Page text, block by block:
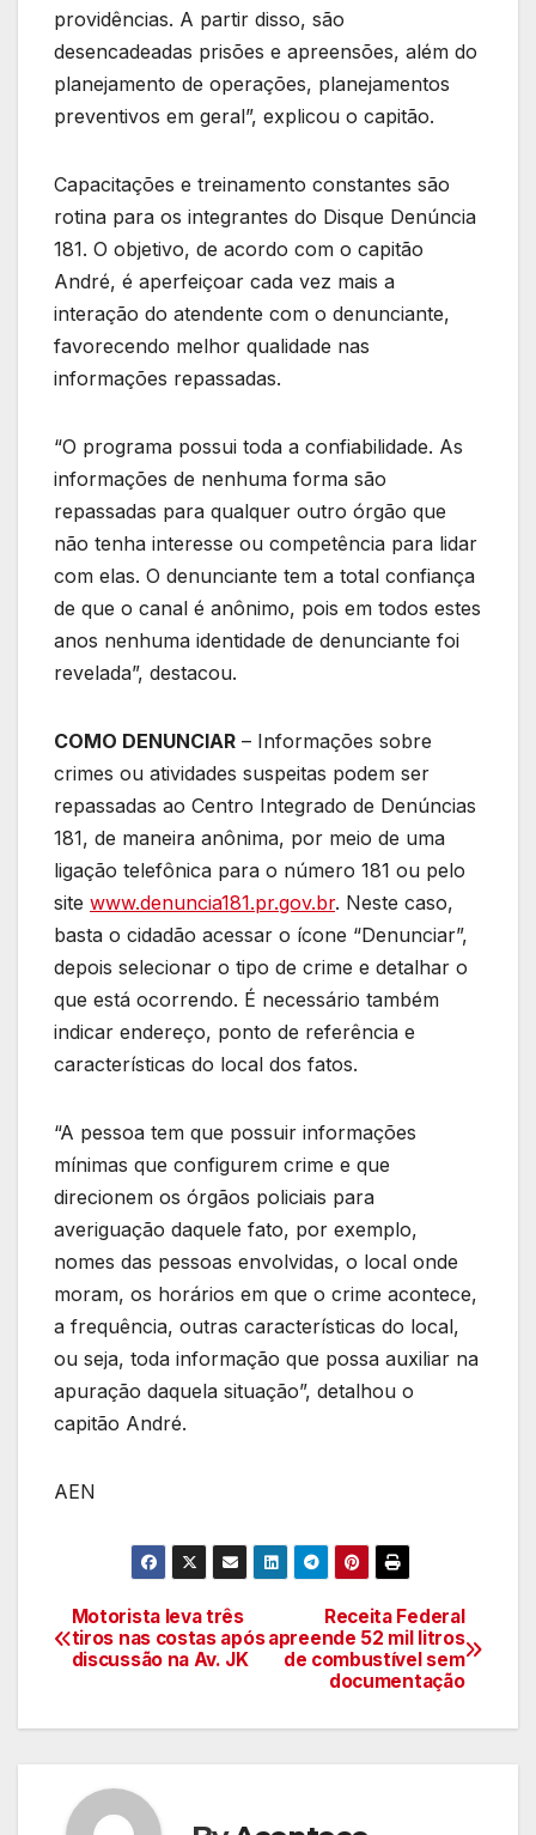
providências. A partir disso, são
desencadeadas prisões e apreensões, além do
planejamento de operações, planejamentos
preventivos em geral”, explicou o capitão.
Capacitações e treinamento constantes são
rotina para os integrantes do Disque Denúncia
181. O objetivo, de acordo com o capitão
André, é aperfeiçoar cada vez mais a
interação do atendente com o denunciante,
favorecendo melhor qualidade nas
informações repassadas.
“O programa possui toda a confiabilidade. As
informações de nenhuma forma são
repassadas para qualquer outro órgão que
não tenha interesse ou competência para lidar
com elas. O denunciante tem a total confiança
de que o canal é anônimo, pois em todos estes
anos nenhuma identidade de denunciante foi
revelada”, destacou.
COMO DENUNCIAR – Informações sobre
crimes ou atividades suspeitas podem ser
repassadas ao Centro Integrado de Denúncias
181, de maneira anônima, por meio de uma
ligação telefônica para o número 181 ou pelo
site www.denuncia181.pr.gov.br. Neste caso,
basta o cidadão acessar o ícone “Denunciar”,
depois selecionar o tipo de crime e detalhar o
que está ocorrendo. É necessário também
indicar endereço, ponto de referência e
características do local dos fatos.
“A pessoa tem que possuir informações
mínimas que configurem crime e que
direcionem os órgãos policiais para
averiguação daquele fato, por exemplo,
nomes das pessoas envolvidas, o local onde
moram, os horários em que o crime acontece,
a frequência, outras características do local,
ou seja, toda informação que possa auxiliar na
apuração daquela situação”, detalhou o
capitão André.
AEN
Navegação
de
artigos
Receita Federal
apreende 52 mil litros
de combustível sem
documentação
Motorista leva três
tiros nas costas após
discussão na Av. JK